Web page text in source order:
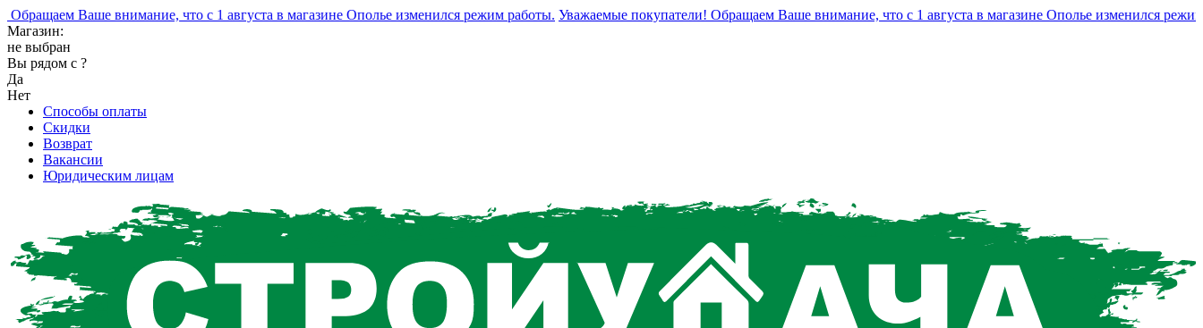
Ваше внимание, что с 1 августа в магазине Ополье изменился режим работы. Уважаемые покупатели! Обращаем Ваше внимание, что с 1 августа в магазине Ополье изменился режим
Магазин:
не выбран
Вы рядом с ?
Да
Нет
Способы оплаты
Скидки
Возврат
Вакансии
Юридическим лицам